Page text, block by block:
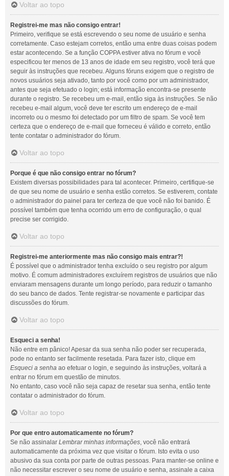
Voltar ao topo
Registrei-me mas não consigo entrar!
Primeiro, verifique se está escrevendo o seu nome de usuário e senha
corretamente. Caso estejam corretos, então uma entre duas coisas podem
estar acontecendo. Se a função COPPA estiver ativa no fórum e você
especificou ter menos de 13 anos de idade em seu registro, você terá que
seguir às instruções que recebeu. Alguns fóruns exigem que o registro de
novos usuários seja ativado, tanto por você como por um administrador,
antes que seja efetuado o login; está informação encontra-se presente
durante o registro. Se recebeu um e-mail, então siga às instruções. Se não
recebeu e-mail algum, você deve ter escrito um endereço de e-mail
incorreto ou o mesmo foi detectado por um filtro de spam. Se você tem
certeza que o endereço de e-mail que forneceu é válido e correto, então
tente contatar o administrador do fórum.
Voltar ao topo
Porque é que não consigo entrar no fórum?
Existem diversas possibilidades para tal acontecer. Primeiro, certifique-se
de que seu nome de usuário e senha estão corretos. Se estiverem, contate
o administrador do painel para ter certeza de que você não foi banido. É
possível também que tenha ocorrido um erro de configuração, o qual
precise ser corrigido.
Voltar ao topo
Registrei-me anteriormente mas não consigo mais entrar?!
É possível que o administrador tenha excluído o seu registro por algum
motivo. É comum administradores excluírem registros de usuários que não
enviaram mensagens durante um longo período, para reduzir o tamanho
do seu banco de dados. Tente registrar-se novamente e participar das
discussões do fórum.
Voltar ao topo
Esqueci a senha!
Não entre em pânico! Apesar da sua senha não poder ser recuperada,
pode no entanto ser facilmente resetada. Para fazer isto, clique em
Esqueci a senha ao efetuar o login, e seguindo às instruções, voltará a
entrar no fórum em questão de minutos.
No entanto, caso você não seja capaz de resetar sua senha, então tente
contatar o administrador do fórum.
Voltar ao topo
Por que entro automaticamente no fórum?
Se não assinalar Lembrar minhas informações, você não entrará
automaticamente da próxima vez que visitar o fórum. Isto evita o uso
abusivo da sua conta por parte de outras pessoas. Para manter-se online e
não necessitar escrever o seu nome de usuário e senha, assinale a caixa